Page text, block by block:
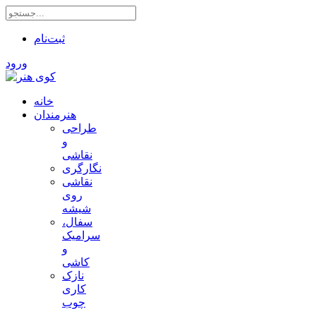
ثبت‌نام
ورود
خانه
هنرمندان
طراحی
و
نقاشی
نگارگری
نقاشی
روی
شیشه
سفال،
سرامیک
و
کاشی
نازک
کاری
چوب